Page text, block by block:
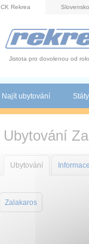
CK Rekrea Slovensko
Jistota pro dovolenou od
Najít ubytování Státy
Ubytování
Ubytování Informace
Zalakaros